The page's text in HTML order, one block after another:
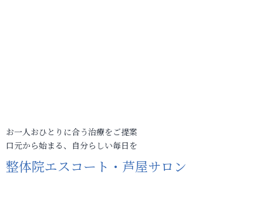
お一人おひとりに合う治療をご提案
口元から始まる、自分らしい毎日を
整体院エスコート・芦屋サロン